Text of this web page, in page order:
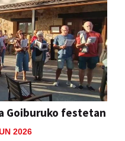
Goiburuko festetan
2026